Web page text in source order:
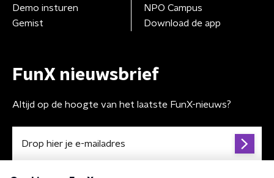
Demo insturen
Gemist
NPO Campus
Download de app
FunX nieuwsbrief
Altijd op de hoogte van het laatste FunX-nieuws?